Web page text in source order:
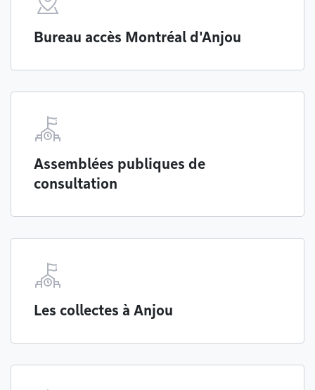
Bureau accès Montréal d'Anjou
Assemblées publiques de
consultation
Les collectes à Anjou